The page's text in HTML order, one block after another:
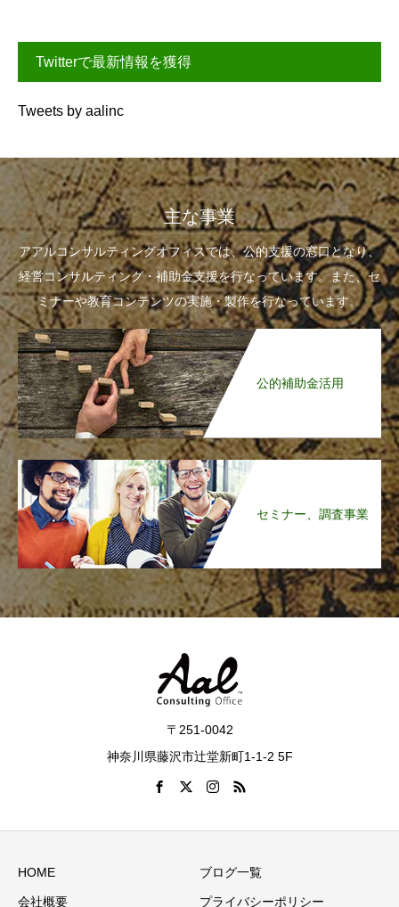
Twitterで最新情報を獲得
Tweets by aalinc
主な事業
アアルコンサルティングオフィスでは、公的支援の窓口となり、
経営コンサルティング・補助金支援を行なっています。また、セ
ミナーや教育コンテンツの実施・製作を行なっています。
公的補助金活用
セミナー、調査事業
〒251-0042
神奈川県藤沢市辻堂新町1-1-2 5F
HOME ブログ一覧
会社概要 プライバシーポリシー